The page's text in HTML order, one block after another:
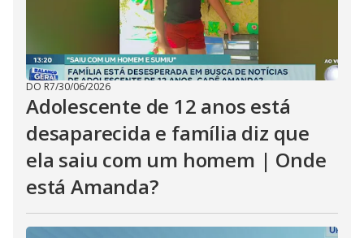
DO R7/30/06/2026
Adolescente de 12 anos está
desaparecida e família diz que
ela saiu com um homem | Onde
está Amanda?